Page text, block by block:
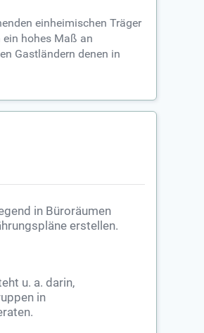
einheimischen Träger
hohes Maß an
Gastländern denen in
in Büroräumen
erstellen.
u. a. darin,
in